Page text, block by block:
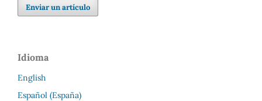
Enviar un artículo
Idioma
English
Español (España)